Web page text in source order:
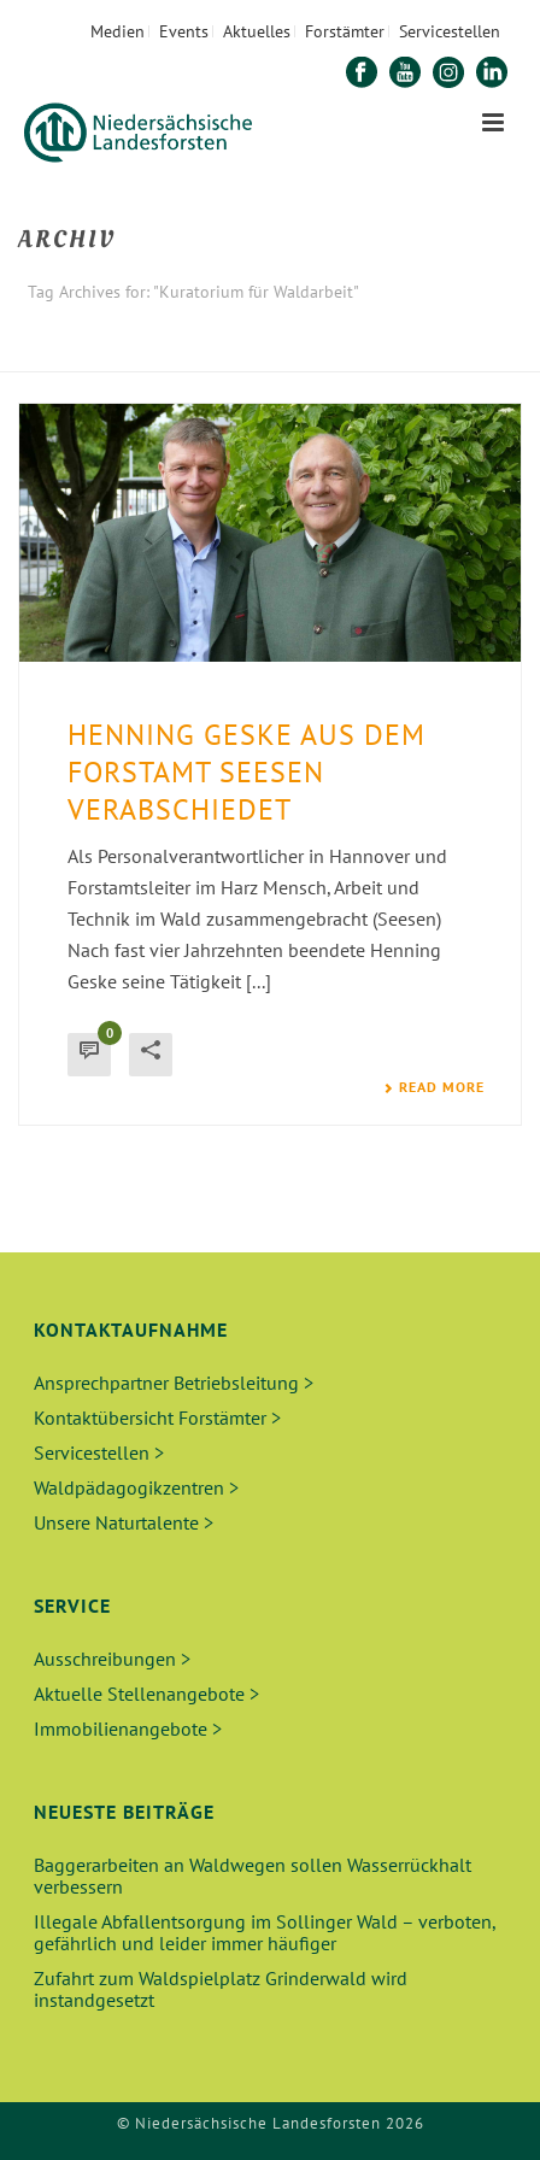
Medien Events Aktuelles Forstämter Servicestellen
ARCHIV
Tag Archives for: "Kuratorium für Waldarbeit"
HENNING GESKE AUS DEM
FORSTAMT SEESEN
VERABSCHIEDET
Als Personalverantwortlicher in Hannover und
Forstamtsleiter im Harz Mensch, Arbeit und
Technik im Wald zusammengebracht (Seesen)
Nach fast vier Jahrzehnten beendete Henning
Geske seine Tätigkeit [...]
0
READ MORE
KONTAKTAUFNAHME
Ansprechpartner Betriebsleitung >
Kontaktübersicht Forstämter >
Servicestellen >
Waldpädagogikzentren >
Unsere Naturtalente >
SERVICE
Ausschreibungen >
Aktuelle Stellenangebote >
Immobilienangebote >
NEUESTE BEITRÄGE
Baggerarbeiten an Waldwegen sollen Wasserrückhalt
verbessern
Illegale Abfallentsorgung im Sollinger Wald – verboten,
gefährlich und leider immer häufiger
Zufahrt zum Waldspielplatz Grinderwald wird
instandgesetzt
© Niedersächsische Landesforsten 2026